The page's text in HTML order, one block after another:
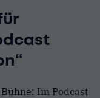
Im Podcast